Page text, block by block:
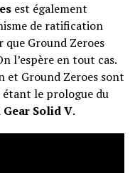
est également
de ratification
Ground Zeroes
l’espère en tout cas.
et Ground Zeroes sont
le prologue du
Solid V.